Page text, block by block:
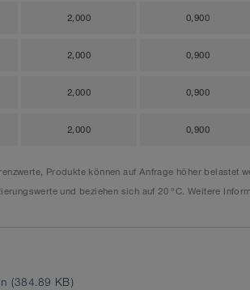
2,000 0,900
2,000 0,900
2,000 0,900
2,000 0,900
Produkte können auf Anfrage höher
und beziehen sich auf 20 °C. Weitere
(384.89 KB)